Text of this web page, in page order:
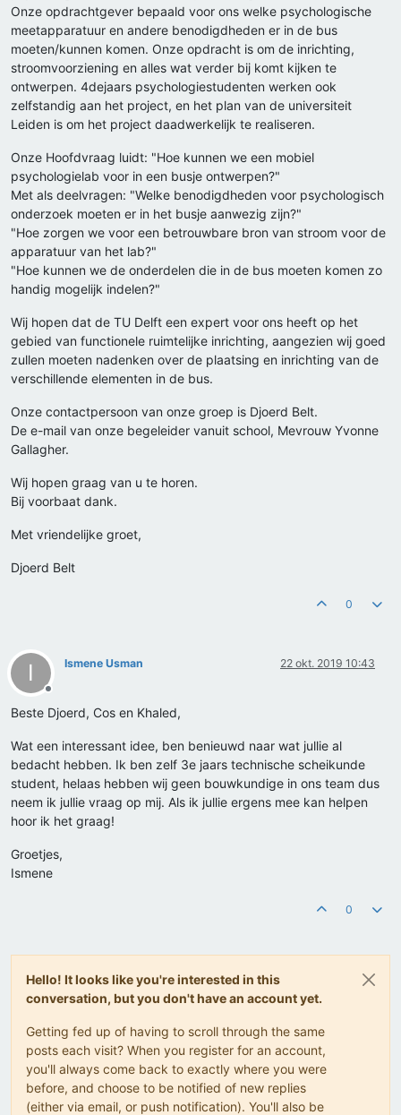
Onze opdrachtgever bepaald voor ons welke psychologische
meetapparatuur en andere benodigdheden er in de bus
moeten/kunnen komen. Onze opdracht is om de inrichting,
stroomvoorziening en alles wat verder bij komt kijken te
ontwerpen. 4dejaars psychologiestudenten werken ook
zelfstandig aan het project, en het plan van de universiteit
Leiden is om het project daadwerkelijk te realiseren.
Onze Hoofdvraag luidt: "Hoe kunnen we een mobiel
psychologielab voor in een busje ontwerpen?"
Met als deelvragen: "Welke benodigdheden voor psychologisch
onderzoek moeten er in het busje aanwezig zijn?"
"Hoe zorgen we voor een betrouwbare bron van stroom voor de
apparatuur van het lab?"
"Hoe kunnen we de onderdelen die in de bus moeten komen zo
handig mogelijk indelen?"
Wij hopen dat de TU Delft een expert voor ons heeft op het
gebied van functionele ruimtelijke inrichting, aangezien wij goed
zullen moeten nadenken over de plaatsing en inrichting van de
verschillende elementen in de bus.
Onze contactpersoon van onze groep is Djoerd Belt.
De e-mail van onze begeleider vanuit school, Mevrouw Yvonne
Gallagher.
Wij hopen graag van u te horen.
Bij voorbaat dank.
Met vriendelijke groet,
Djoerd Belt
0
I
Offline
Ismene Usman 22 okt. 2019 10:43
Beste Djoerd, Cos en Khaled,
Wat een interessant idee, ben benieuwd naar wat jullie al
bedacht hebben. Ik ben zelf 3e jaars technische scheikunde
student, helaas hebben wij geen bouwkundige in ons team dus
neem ik jullie vraag op mij. Als ik jullie ergens mee kan helpen
hoor ik het graag!
Groetjes,
Ismene
0
Hello! It looks like you're interested in this
conversation, but you don't have an account yet.
Getting fed up of having to scroll through the same
posts each visit? When you register for an account,
you'll always come back to exactly where you were
before, and choose to be notified of new replies
(either via email, or push notification). You'll also be